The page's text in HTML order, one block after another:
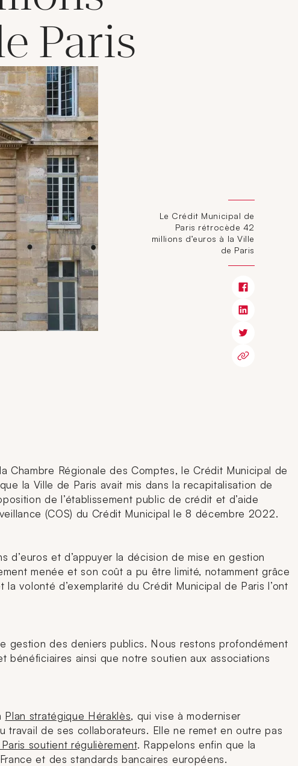
Paris
Le Crédit Municipal de
Paris rétrocède 42
millions d’euros à la Ville
de Paris
Chambre Régionale des Comptes, le Crédit Municipal de
la Ville de Paris avait mis dans la recapitalisation de
de l’établissement public de crédit et d’aide
(COS) du Crédit Municipal le 8 décembre 2022.
et d’appuyer la décision de mise en gestion
menée et son coût a pu être limité, notamment grâce
volonté d’exemplarité du Crédit Municipal de Paris l’ont
gestion des deniers publics. Nous restons profondément
ainsi que notre soutien aux associations
Plan stratégique Héraklès, qui vise à moderniser
de ses collaborateurs. Elle ne remet en outre pas
soutient régulièrement. Rappelons enfin que la
et des standards bancaires européens.